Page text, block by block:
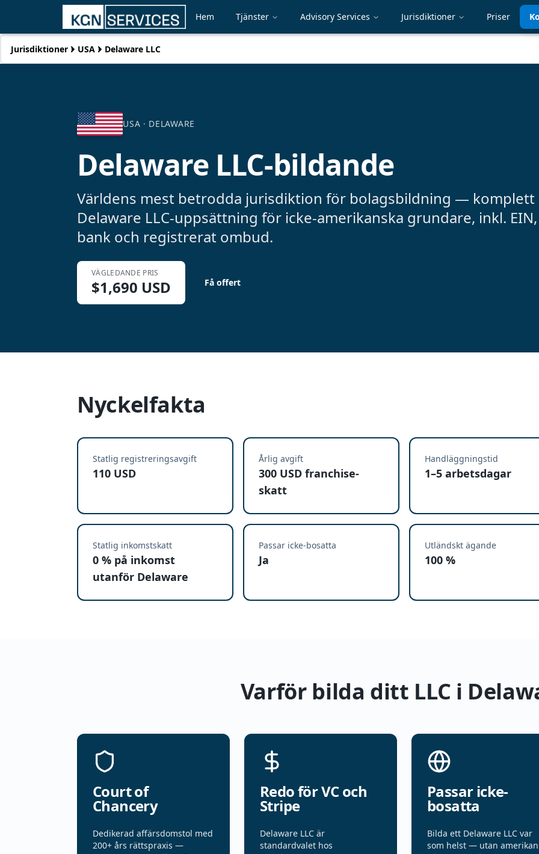
Hem Tjänster Advisory Services Jurisdiktioner Priser
Jurisdiktioner USA Delaware LLC
USA · DELAWARE
Delaware LLC-bildande
Världens mest betrodda jurisdiktion för bolagsbildning — komplett
Delaware LLC-uppsättning för icke-amerikanska grundare, inkl. EIN,
bank och registrerat ombud.
VÄGLEDANDE PRIS
$1,690 USD Få offert
Nyckelfakta
Statlig registreringsavgift
110 USD
Årlig avgift
300 USD franchise-
skatt
Handläggningstid
1–5 arbetsdagar
Statlig inkomstskatt
0 % på inkomst
utanför Delaware
Passar icke-bosatta
Ja
Utländskt ägande
100 %
Varför bilda ditt LLC i
Court of
Chancery
Dedikerad affärsdomstol med
200+ års rättspraxis —
Redo för VC och
Stripe
Delaware LLC är
standardvalet hos
Passar icke-
bosatta
Bilda ett Delaware LLC var
som helst — utan